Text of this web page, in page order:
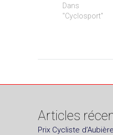
Dans
"Cyclosport"
Articles
Prix Cycliste